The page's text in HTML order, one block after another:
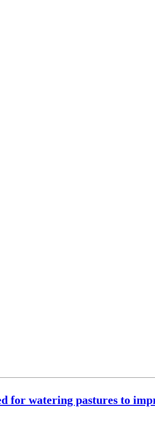
for watering pastures to